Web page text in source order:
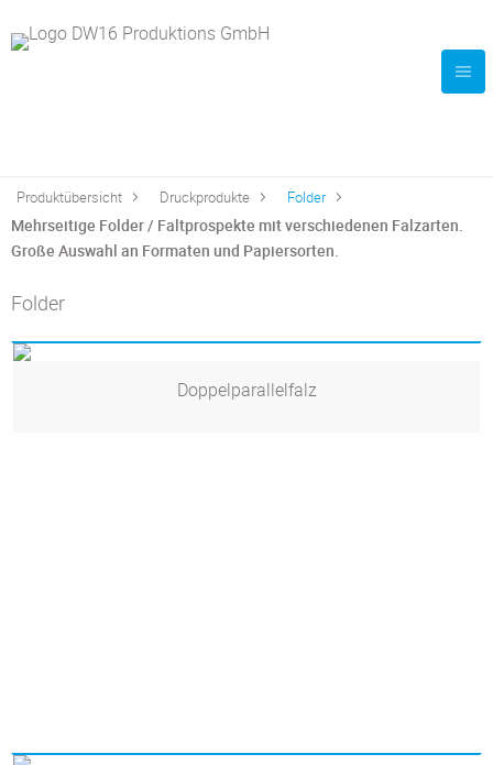
Produktübersicht Druckprodukte Folder
Mehrseitige Folder / Faltprospekte mit verschiedenen Falzarten.
Große Auswahl an Formaten und Papiersorten.
Folder
Doppelparallelfalz